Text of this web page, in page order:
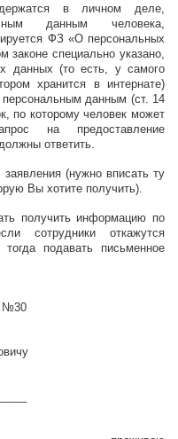
в личном деле,
данным человека,
ФЗ «О персональных
специально указано,
данных (то есть, у самого
хранится в интернате)
данным (ст. 14
по которому человек может
на предоставление
ответить.
(нужно вписать ту
Вы хотите получить).
получить информацию по
сотрудники откажутся
подавать письменное